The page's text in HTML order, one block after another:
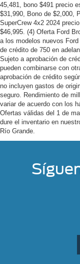
45,481, bono $491 precio
$31,990, Bono de $2,000,
SuperCrew 4x2 2024
$46,995. (4) Oferta Ford
a los modelos nuevos
de crédito de 750 en
Sujeto a aprobación de
pueden combinarse con
aprobación de crédito
no incluyen gastos de
seguro. Rendimiento de
variar de acuerdo con los
Ofertas válidas del 1 de
dure el inventario en
Río Grande.